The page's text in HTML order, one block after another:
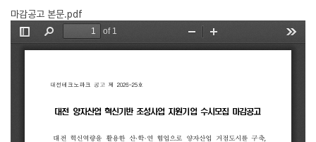
마감공고 본문.pdf